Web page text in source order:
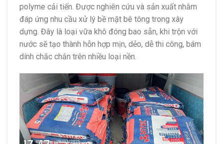
polyme cải tiến. Được nghiên cứu và sản xuất nhằm
đáp ứng nhu cầu xử lý bề mặt bê tông trong xây
dựng. Đây là loại vữa khô đóng bao sẵn, khi trộn với
nước sẽ tạo thành hỗn hợp mịn, dẻo, dễ thi công, bám
dính chắc chắn trên nhiều loại nền.